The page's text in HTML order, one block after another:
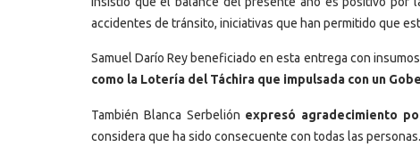
accidentes de tránsito, iniciativas que han permitido que
Samuel Darío Rey beneficiado en esta entrega con
como la Lotería del Táchira que impulsada con un
También Blanca Serbelión expresó agradecimiento
considera que ha sido consecuente con todas las personas.